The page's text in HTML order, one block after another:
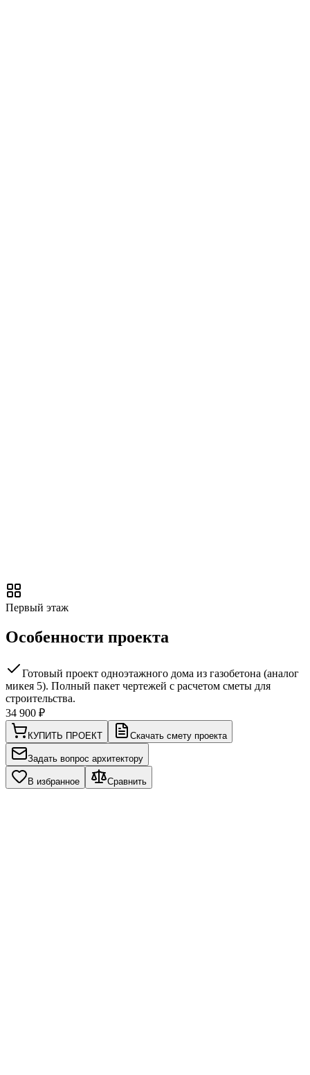
Первый этаж
Особенности проекта
Готовый проект одноэтажного дома из газобетона (аналог
микея 5). Полный пакет чертежей с расчетом сметы для
строительства.
34 900 ₽
КУПИТЬ ПРОЕКТ Скачать смету проекта
Задать вопрос архитектору
В избранное Сравнить